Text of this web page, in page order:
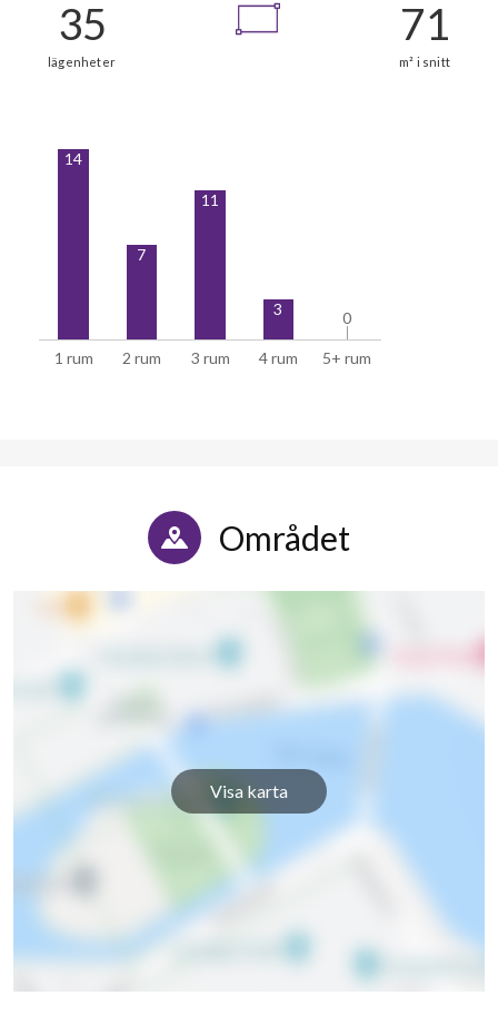
1 rum 2 rum 3 rum 4 rum 5+ rum
14
7
11
3 0
0
Området
Visa karta